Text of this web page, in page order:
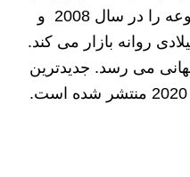
روحیه می گیرد و دومین مجموعه را در سال 2008 و
آن را در سال 2009 میلادی روانه بازار می کند.
می رسد. جدیدترین